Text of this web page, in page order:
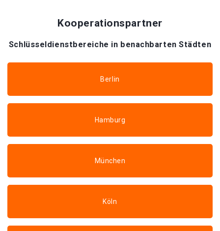
Kooperationspartner
Schlüsseldienstbereiche in benachbarten Städten
Berlin
Hamburg
München
Köln